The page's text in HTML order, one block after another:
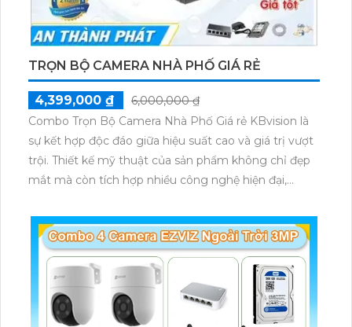
TRỌN BỘ CAMERA NHÀ PHỐ GIÁ RẺ
4,399,000 ₫
6,000,000 ₫
Combo Trọn Bộ Camera Nhà Phố Giá rẻ KBvision là
sự kết hợp độc đáo giữa hiệu suất cao và giá trị vượt
trội. Thiết kế mỹ thuật của sản phẩm không chỉ đẹp
mắt mà còn tích hợp nhiều công nghệ hiện đại,
của bạn